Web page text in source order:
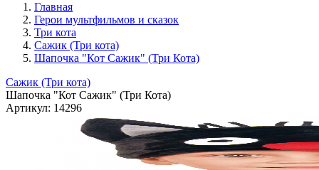
Главная
Герои мультфильмов и сказок
Три кота
Сажик (Три кота)
Шапочка "Кот Сажик" (Три Кота)
Сажик (Три кота)
Шапочка "Кот Сажик" (Три Кота)
Артикул: 14296